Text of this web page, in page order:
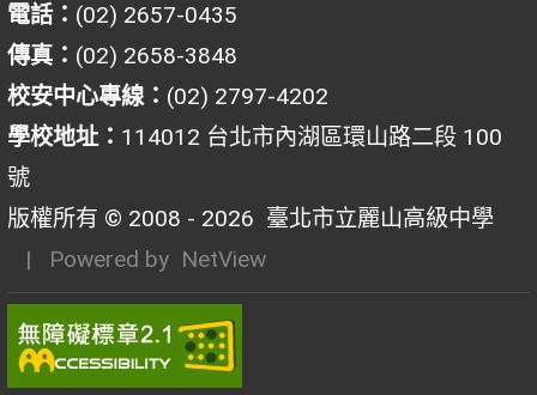
電話： (02) 2657-0435
傳真： (02) 2658-3848
校安中心專線： (02) 2797-4202
學校地址： 114012 台北市內湖區環山路二段 100
號
版權所有 © 2008 - 2026 臺北市立麗山高級中學
| Powered by NetView